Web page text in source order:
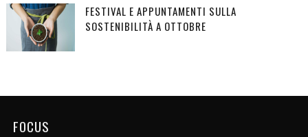
FESTIVAL E APPUNTAMENTI SULLA
SOSTENIBILITÀ A OTTOBRE
FOCUS